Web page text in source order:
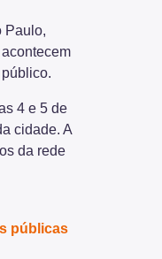
Paulo,
4 e 5 de
cidade. A
da rede
públicas